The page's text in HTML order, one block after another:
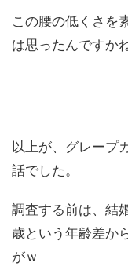
この腰の低くさを
は思ったんですか
以上が、グレープ
話でした。
調査する前は、結
歳という年齢差か
がｗ